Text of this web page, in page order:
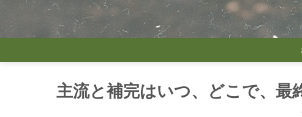
主流と補完はいつ、どこで、